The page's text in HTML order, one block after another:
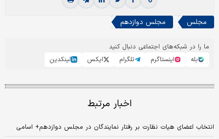
مجلس مجلس دوازدهم
ما را در شبکه‌های اجتماعی دنبال کنید
بله
اینستاگرم تلگرام ایکس لینکدین
اخبار مرتبط
انتخاب اعضای هیات نظارت بر رفتار نمایندگان در مجلس دوازدهم+ اسامی